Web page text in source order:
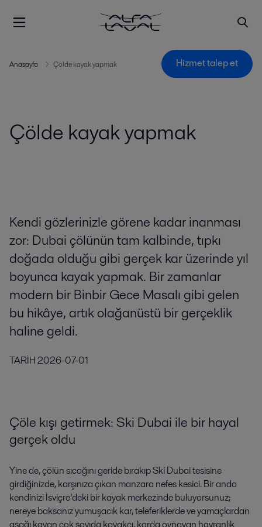
Anasayfa Çölde kayak yapmak Hizmet talep et
Çölde kayak yapmak
Kendi gözlerinizle görene kadar inanması
zor: Dubai çölünün tam kalbinde, tıpkı
doğada olduğu gibi gerçek kar üzerinde yıl
boyunca kayak yapmak. Bir zamanlar
modern bir Binbir Gece Masalı gibi gelen
bu hikâye, artık olağanüstü bir gerçeklik
haline geldi.
TARİH2026-07-01
Çöle kışı getirmek: Ski Dubai ile bir hayal
gerçek oldu
Yine de, çölün sıcağını geride bırakıp Ski Dubai tesisine
girdiğinizde, karşınıza çıkan manzara nefes kesici. Bir anda
kendinizi İsviçre’deki bir kayak merkezinde buluyorsunuz;
nereye baksanız yumuşacık kar, teleferiklerde ve yamaçlardan